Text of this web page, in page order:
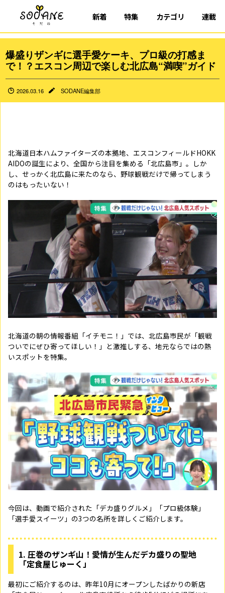
新着 特集 カテゴリ 連載
爆盛りザンギに選手愛ケーキ、プロ級の打感ま
で！？エスコン周辺で楽しむ北広島“満喫”ガイド
2026.03.16 SODANE編集部
北海道日本ハムファイターズの本拠地、エスコンフィールドHOKK
AIDOの誕生により、全国から注目を集める「北広島市」。しか
し、せっかく北広島に来たのなら、野球観戦だけで帰ってしまう
のはもったいない！
北海道の朝の情報番組「イチモニ！」では、北広島市民が「観戦
ついでにぜひ寄ってほしい！」と激推しする、地元ならではの熱
いスポットを特集。
今回は、動画で紹介された「デカ盛りグルメ」「プロ級体験」
「選手愛スイーツ」の3つの名所を詳しくご紹介します。
1. 圧巻のザンギ山！愛情が生んだデカ盛りの聖地
「定食屋じゅーく」
最初にご紹介するのは、昨年10月にオープンしたばかりの新店